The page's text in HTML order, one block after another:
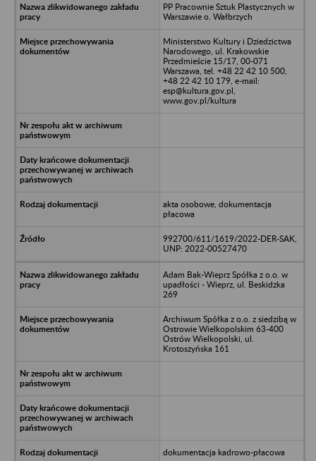
PP Pracownie Sztuk Plastycznych w
Warszawie o. Wałbrzych
Ministerstwo Kultury i Dziedzictwa
Narodowego, ul. Krakowskie
Przedmieście 15/17, 00-071
Warszawa, tel. +48 22 42 10 500,
+48 22 42 10 179, e-mail:
esp@kultura.gov.pl,
www.gov.pl/kultura
akta osobowe, dokumentacja
płacowa
992700/611/1619/2022-DER-SAK,
UNP: 2022-00527470
Adam Bak-Wieprz Spółka z o.o. w
upadłości - Wieprz, ul. Beskidzka
269
Archiwum Spółka z o.o. z siedzibą w
Ostrowie Wielkopolskim 63-400
Ostrów Wielkopolski, ul.
Krotoszyńska 161
dokumentacja kadrowo-płacowa